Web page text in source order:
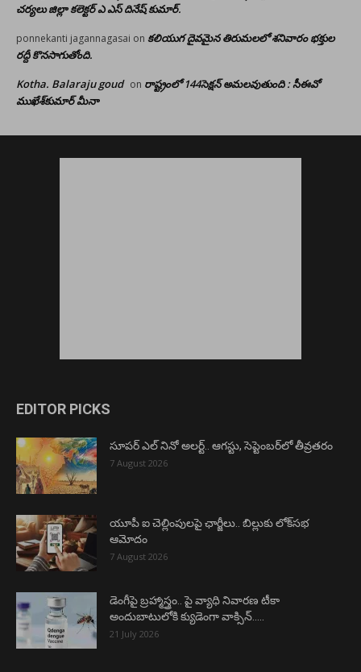
చర్యలు జిల్లా కలెక్టర్ ఎ ఎస్ దినేష్ కుమార్.
ponnekanti jagannagasai on కలియుగ దైవమైన తిరుమలలో శనివారం భక్తుల
రద్దీ కొనసాగుతోంది.
Kotha. Balaraju goud on రాష్ట్రంలో 144సెక్షన్ అమలవుతుంది : సీఈవో
ముఖేశ్‌కుమార్‌ మీనా
EDITOR PICKS
సూపర్ ఎల్ నినో అలర్ట్.. ఆగస్టు, సెప్టెంబర్‌లో తీవ్రతరం
7 August 2026
యూపీ ఐ చెల్లింపులపై ఛార్జీలు.. బిల్లుకు లోక్‌సభ
ఆమోదం
7 August 2026
డెంగీపై బ్రహ్మాస్త్రం.. పై వ్యాధి నివారణ టీకా
అందుబాటులోకి క్యుడెంగా వాక్సిన్…..
21 July 2026